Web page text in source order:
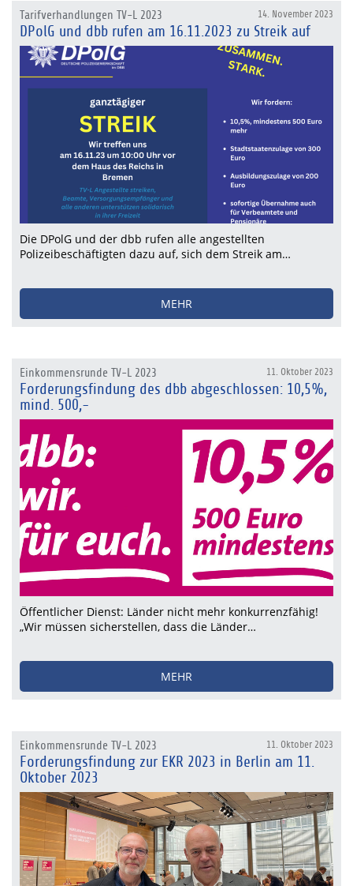
14. November 2023
Tarifverhandlungen TV-L 2023
DPolG und dbb rufen am 16.11.2023 zu Streik auf
Die DPolG und der dbb rufen alle angestellten
Polizeibeschäftigten dazu auf, sich dem Streik am…
MEHR
11. Oktober 2023
Einkommensrunde TV-L 2023
Forderungsfindung des dbb abgeschlossen: 10,5%,
mind. 500,-
Öffentlicher Dienst: Länder nicht mehr konkurrenzfähig!
„Wir müssen sicherstellen, dass die Länder…
MEHR
11. Oktober 2023
Einkommensrunde TV-L 2023
Forderungsfindung zur EKR 2023 in Berlin am 11.
Oktober 2023